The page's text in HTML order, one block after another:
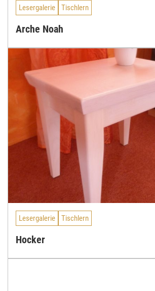
Lesergalerie Tischlern
Arche Noah
Lesergalerie Tischlern
Hocker